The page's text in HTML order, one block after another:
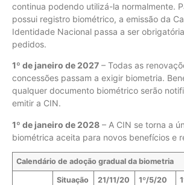
continua podendo utilizá-la normalmente.
possui registro biométrico, a emissão da
Identidade Nacional passa a ser
pedidos.
1º de janeiro de 2027 – Todas as
concessões passam a exigir biometria.
qualquer documento biométrico serão
emitir a CIN.
1º de janeiro de 2028 – A CIN se torna a
biométrica aceita para novos benefícios e
Calendário de adoção gradual da biometria
Situação
21/11/20
1º/5/20